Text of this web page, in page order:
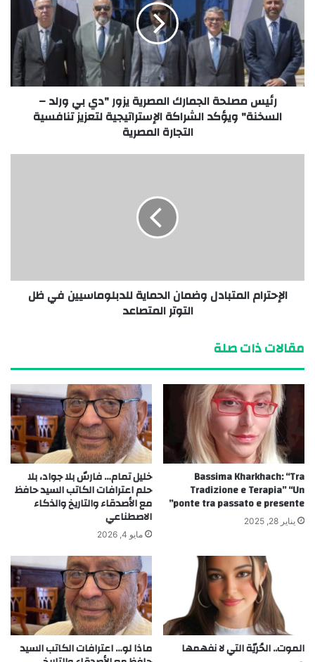
رئيس مصلحة الجمارك المصرية يزور "دي بي ورلد –
السخنة" ويؤكد الشراكة الإستراتيجية لتعزيز تنافسية
التجارة المصرية
الإحترام المتبادل وضمان الحماية للدبلوماسيين في ظل
التوتر المتصاعد
مقالات ذات صلة
Bassima Kharkhach: “Tra
Tradizione e Terapia” “Un
ponte tra passato e presente”
يناير 28, 2025
خليل تمام… فارسٌ بلا جواد، بلا
حلم اعترافات الكاتب السيد حافظ
مع الأصدقاء والتاريخ والذكاء
الاصطناعي
مايو 4, 2026
الموت.. الحُريّة التي لا نفهمها ماذا لو… اعترافات الكاتب السيد